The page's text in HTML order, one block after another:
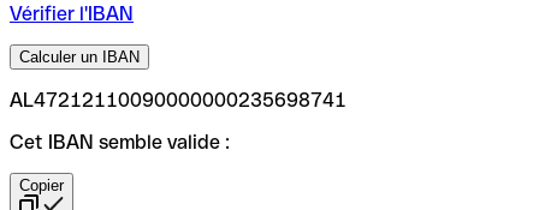
Vérifier l'IBAN
Calculer un IBAN
AL47212110090000000235698741
Cet IBAN semble valide :
Copier